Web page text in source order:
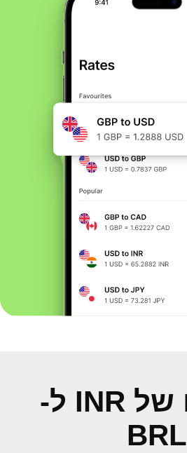
תרשים של INR ל-
BRL